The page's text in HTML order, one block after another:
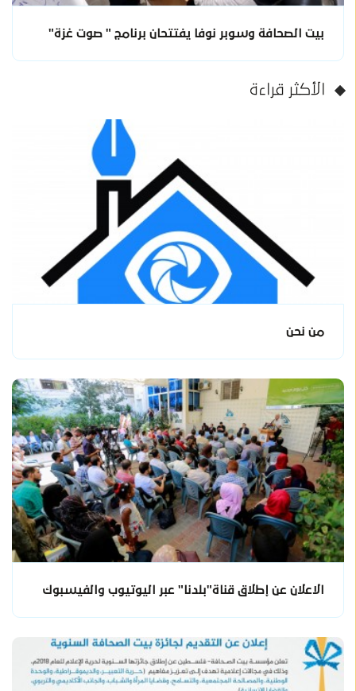
بيت الصحافة وسوبر نوفا يفتتحان برنامج " صوت غزة"
الأكثر قراءة
من نحن
الاعلان عن إطلاق قناة"بلدنا" عبر اليوتيوب والفيسبوك